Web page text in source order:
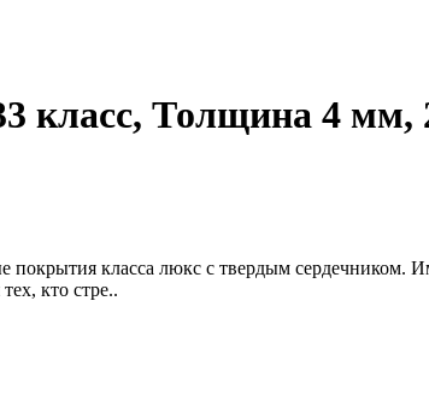
класс, Толщина 4 мм,
класса люкс с твердым сердечником.
кто стре..